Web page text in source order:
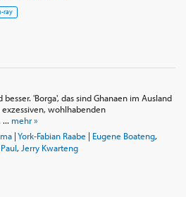
ray
besser. 'Borga', das sind Ghanaen im Ausland
wohlhabenden
... mehr »
|York-Fabian Raabe | Eugene Boateng,
, Jerry Kwarteng